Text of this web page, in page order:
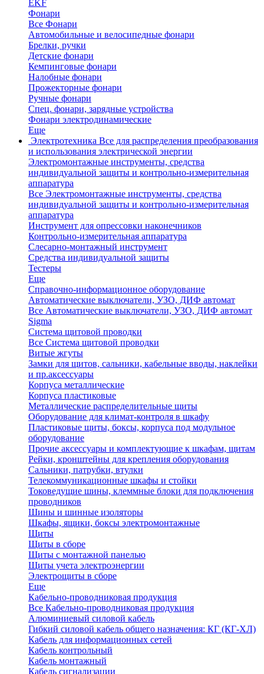
EKF
Фонари
Все Фонари
Автомобильные и велосипедные фонари
Брелки, ручки
Детские фонари
Кемпинговые фонари
Налобные фонари
Прожекторные фонари
Ручные фонари
Спец. фонари, зарядные устройства
Фонари электродинамические
Еще
Электротехника Все для распределения преобразования
и использования электрической энергии
Электромонтажные инструменты, средства
индивидуальной защиты и контрольно-измерительная
аппаратура
Все Электромонтажные инструменты, средства
индивидуальной защиты и контрольно-измерительная
аппаратура
Инструмент для опрессовки наконечников
Контрольно-измерительная аппаратура
Слесарно-монтажный инструмент
Средства индивидуальной защиты
Тестеры
Еще
Справочно-информационное оборудование
Автоматические выключатели, УЗО, ДИФ автомат
Все Автоматические выключатели, УЗО, ДИФ автомат
Sigma
Система щитовой проводки
Все Система щитовой проводки
Витые жгуты
Замки для щитов, сальники, кабельные вводы, наклейки
и пр.аксессуары
Корпуса металлические
Корпуса пластиковые
Металлические распределительные щиты
Оборудование для климат-контроля в шкафу
Пластиковые щиты, боксы, корпуса под модульное
оборудование
Прочие аксессуары и комплектующие к шкафам, щитам
Рейки, кронштейны для крепления оборудования
Сальники, патрубки, втулки
Телекоммуникационные шкафы и стойки
Токоведущие шины, клеммные блоки для подключения
проводников
Шины и шинные изоляторы
Шкафы, ящики, боксы электромонтажные
Щиты
Щиты в сборе
Щиты с монтажной панелью
Щиты учета электроэнергии
Электрощиты в сборе
Еще
Кабельно-проводниковая продукция
Все Кабельно-проводниковая продукция
Алюминиевый силовой кабель
Гибкий силовой кабель общего назначения: КГ (КГ-ХЛ)
Кабель для информационных сетей
Кабель контрольный
Кабель монтажный
Кабель сигнализации